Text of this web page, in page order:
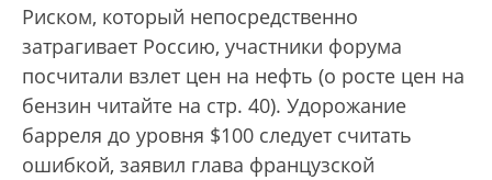
Риском, который непосредственно
затрагивает Россию, участники форума
посчитали взлет цен на нефть (о росте цен на
бензин читайте на стр. 40). Удорожание
барреля до уровня $100 следует считать
ошибкой, заявил глава французской